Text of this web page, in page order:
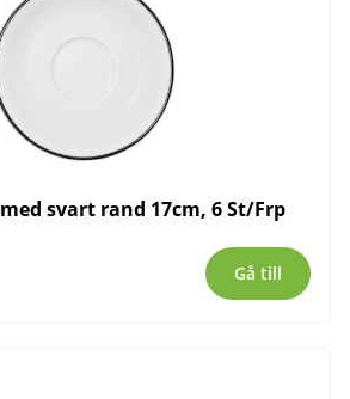
svart rand 17cm, 6 St/Frp
Gå till